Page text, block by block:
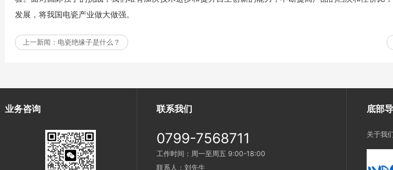
发展，将我国电瓷产业做大做强。
上一新闻： 电瓷绝缘子是什么？
业务咨询 联系我们
0799-7568711
工作时间：周一至周五 9:00-18:00
联系人：刘先生
底部
关于我